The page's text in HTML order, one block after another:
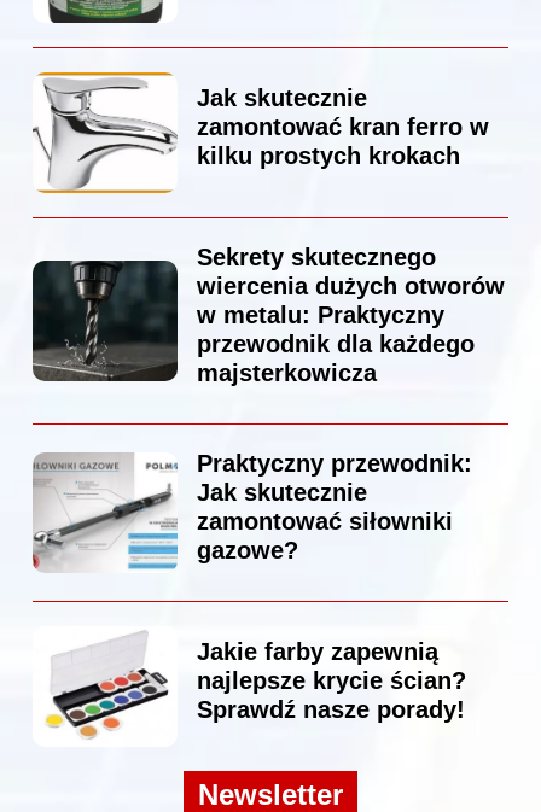
Jak skutecznie
zamontować kran ferro w
kilku prostych krokach
Sekrety skutecznego
wiercenia dużych otworów
w metalu: Praktyczny
przewodnik dla każdego
majsterkowicza
Praktyczny przewodnik:
Jak skutecznie
zamontować siłowniki
gazowe?
Jakie farby zapewnią
najlepsze krycie ścian?
Sprawdź nasze porady!
Newsletter